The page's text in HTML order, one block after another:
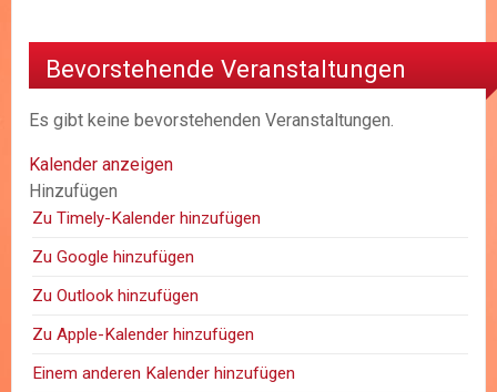
Bevorstehende Veranstaltungen
Es gibt keine bevorstehenden Veranstaltungen.
Kalender anzeigen
Hinzufügen
Zu Timely-Kalender hinzufügen
Zu Google hinzufügen
Zu Outlook hinzufügen
Zu Apple-Kalender hinzufügen
Einem anderen Kalender hinzufügen